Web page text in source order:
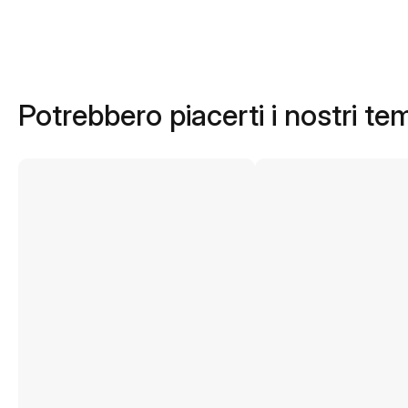
Potrebbero piacerti i nostri